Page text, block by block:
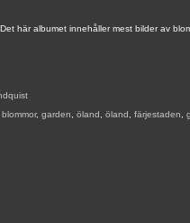
här albumet innehåller mest bilder av
blommor, garden öland öland färjestaden